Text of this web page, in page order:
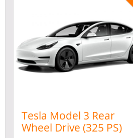
Tesla Model 3 Rear
Wheel Drive (325 PS)